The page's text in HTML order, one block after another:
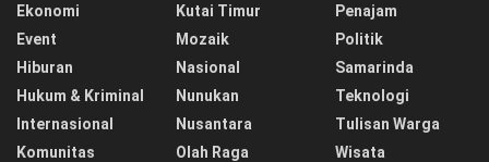
Ekonomi
Event
Hiburan
Hukum & Kriminal
Internasional
Komunitas
Kutai Timur
Mozaik
Nasional
Nunukan
Nusantara
Olah Raga
Penajam
Politik
Samarinda
Teknologi
Tulisan Warga
Wisata